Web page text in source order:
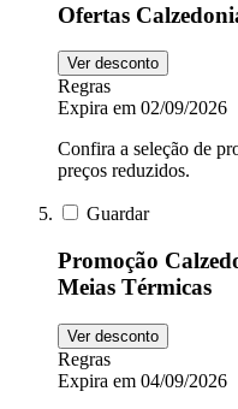
Ofertas
Ver desconto
Regras
Expira em 02/09/2026
Confira a seleção de
preços reduzidos.
Guardar
Promoção
Meias Térmicas
Ver desconto
Regras
Expira em 04/09/2026